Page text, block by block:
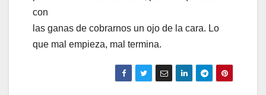
con
las ganas de cobrarnos un ojo de la cara. Lo
que mal empieza, mal termina.